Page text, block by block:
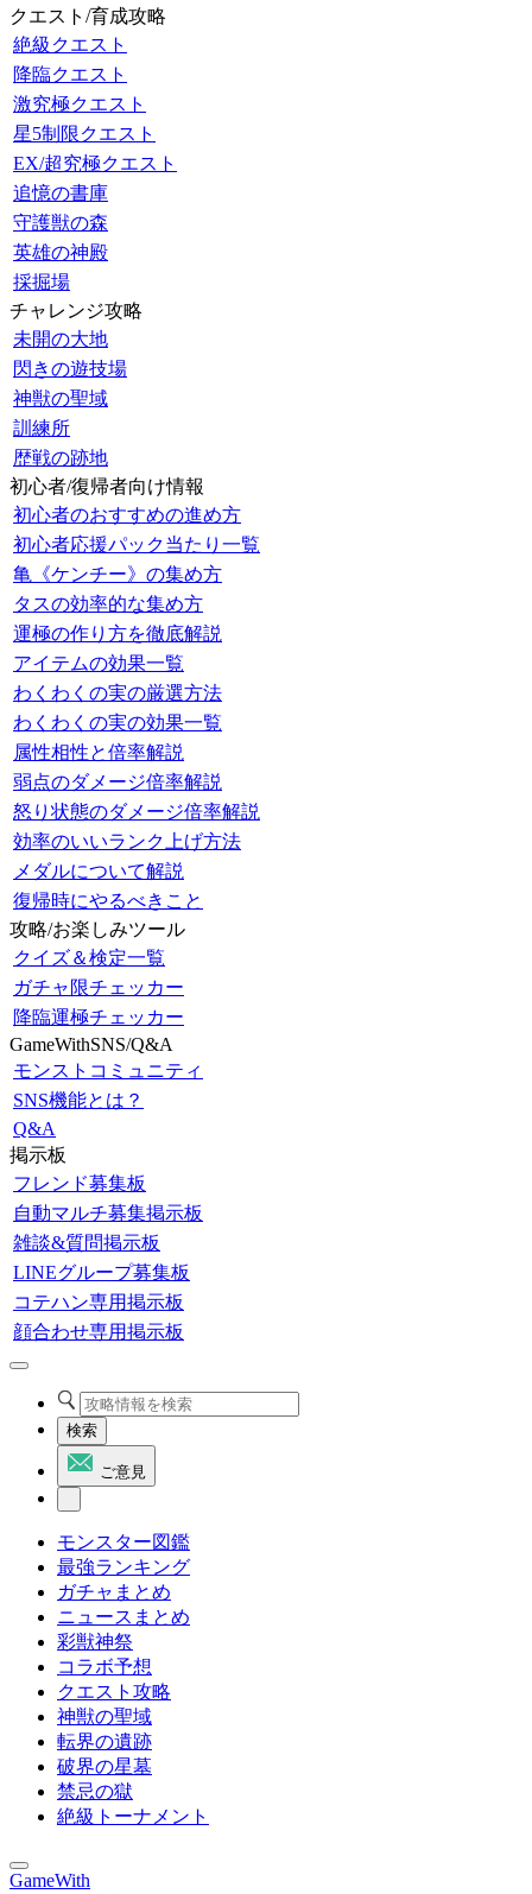
クエスト/育成攻略
絶級クエスト
降臨クエスト
激究極クエスト
星5制限クエスト
EX/超究極クエスト
追憶の書庫
守護獣の森
英雄の神殿
採掘場
チャレンジ攻略
未開の大地
閃きの遊技場
神獣の聖域
訓練所
歴戦の跡地
初心者/復帰者向け情報
初心者のおすすめの進め方
初心者応援パック当たり一覧
亀《ケンチー》の集め方
タスの効率的な集め方
運極の作り方を徹底解説
アイテムの効果一覧
わくわくの実の厳選方法
わくわくの実の効果一覧
属性相性と倍率解説
弱点のダメージ倍率解説
怒り状態のダメージ倍率解説
効率のいいランク上げ方法
メダルについて解説
復帰時にやるべきこと
攻略/お楽しみツール
クイズ＆検定一覧
ガチャ限チェッカー
降臨運極チェッカー
GameWithSNS/Q&A
モンストコミュニティ
SNS機能とは？
Q&A
掲示板
フレンド募集板
自動マルチ募集掲示板
雑談&質問掲示板
LINEグループ募集板
コテハン専用掲示板
顔合わせ専用掲示板
検索
ご意見
モンスター図鑑
最強ランキング
ガチャまとめ
ニュースまとめ
彩獣神祭
コラボ予想
クエスト攻略
神獣の聖域
転界の遺跡
破界の星墓
禁忌の獄
絶級トーナメント
GameWith